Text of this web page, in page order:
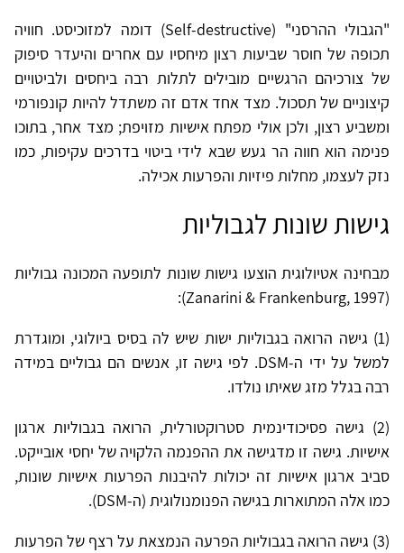
"הגבולי ההרסני" (Self-destructive) דומה למזוכיסט. חוויה
תכופה של חוסר שביעות רצון מיחסיו עם אחרים והיעדר סיפוק
של צורכיהם הרגשיים מובילים לתלות רבה ביחסים ולביטויים
קיצוניים של תסכול. מצד אחד אדם זה משתדל להיות קונפורמי
ומשביע רצון, ולכן אולי מפתח אישיות מזויפת; מצד אחר, בתוכו
פנימה הוא חווה הר געש שבא לידי ביטוי בדרכים עקיפות, כמו
נזק לעצמו, מחלות פיזיות והפרעות אכילה.
גישות שונות לגבוליות
מבחינה אטיולוגית הוצעו גישות שונות לתופעה המכונה גבוליות
(Zanarini & Frankenburg, 1997):
(1) גישה הרואה בגבוליות ישות שיש לה בסיס ביולוגי, ומוגדרת
למשל על ידי ה-DSM. לפי גישה זו, אנשים הם גבוליים במידה
רבה בגלל מזג שאיתו נולדו.
(2) גישה פסיכודינמית סטרוקטורלית, הרואה בגבוליות ארגון
אישיות. גישה זו מדגישה את ההפנמה הלקויה של יחסי אובייקט.
סביב ארגון אישיות זה יכולות להיבנות הפרעות אישיות שונות,
כמו אלה המתוארות בגישה הפנומנולוגית (ה-DSM).
(3) גישה הרואה בגבוליות הפרעה הנמצאת על רצף של הפרעות